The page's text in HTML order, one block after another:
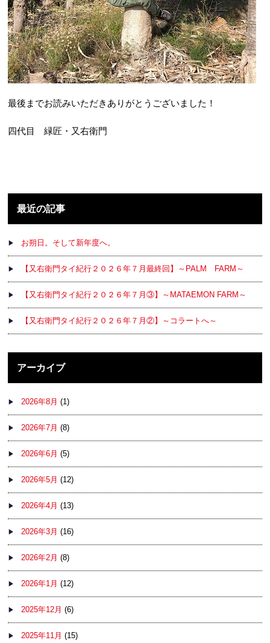
最後までお読みいただきありがとうございました！
四代目 緑匠・又右衛門
最近の記事
お朔日。そして新年度へ。
【又右衛門タイ紀行２０２６年７月最終回】～PALM FARM～
【又右衛門タイ紀行２０２６年７月③】～MATAEMON FARM～
【又右衛門タイ紀行２０２６年７月②】～コラートへ～
アーカイブ
2026年8月 (1)
2026年7月 (8)
2026年6月 (5)
2026年5月 (12)
2026年4月 (13)
2026年3月 (16)
2026年2月 (8)
2026年1月 (12)
2025年12月 (6)
2025年11月 (15)